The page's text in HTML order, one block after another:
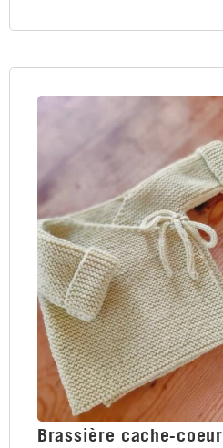
Brassière cache-coeur